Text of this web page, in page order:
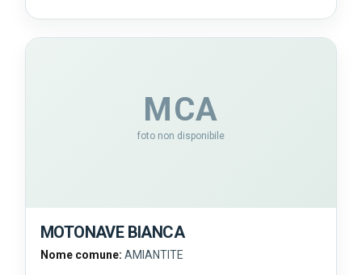
MCA
foto non disponibile
MOTONAVE BIANCA
Nome comune: AMIANTITE